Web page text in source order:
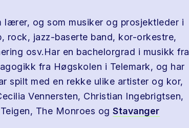
lærer, og som musiker og prosjektleder i
rock, jazz-baserte band, kor-orkestre,
osv.Har en bachelorgrad i musikk fra
fra Høgskolen i Telemark, og har
spilt med en rekke ulike artister og kor,
Vennersten, Christian Ingebrigtsen,
The Monroes og Stavanger